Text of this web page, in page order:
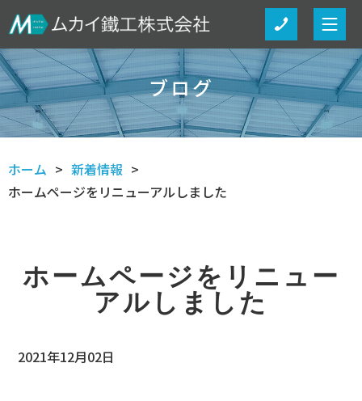
ブログ
ホーム
新着情報
ホームページをリニューアルしました
ホームページをリニュー
アルしました
2021年12月02日